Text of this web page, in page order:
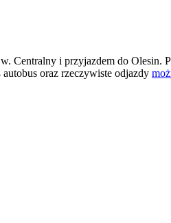
Centralny i przyjazdem do Olesin.
oraz rzeczywiste odjazdy